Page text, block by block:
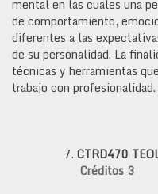
mental en las cuales una
de comportamiento,
diferentes a las
de su personalidad. La
técnicas y herramientas
trabajo con profesionalidad.
CTRD470
Créditos 3